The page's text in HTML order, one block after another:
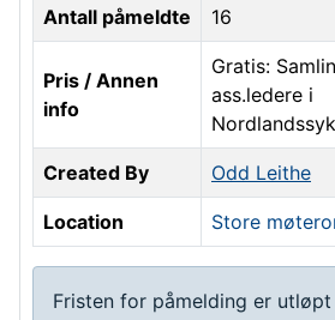
Antall påmeldte 16
Pris / Annen
info
Gratis:
ass.ledere i
Created By Odd Leithe
Location Store
Fristen for påmelding er utløpt